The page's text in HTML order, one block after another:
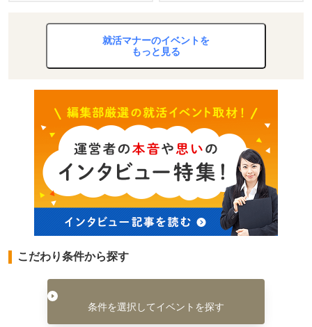
就活マナーのイベントを
もっと見る
こだわり条件から探す
条件を選択してイベントを探す